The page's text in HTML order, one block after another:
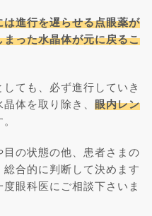
は進行を遅らせる点眼薬が
った水晶体が元に戻るこ
ても、必ず進行していき
体を取り除き、 眼内レン
の状態の他、患者さまの
合的に判断して決めます
眼科医にご相談下さいま